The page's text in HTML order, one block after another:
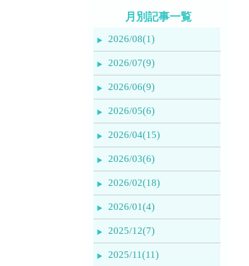
月別記事一覧
2026/08(1)
2026/07(9)
2026/06(9)
2026/05(6)
2026/04(15)
2026/03(6)
2026/02(18)
2026/01(4)
2025/12(7)
2025/11(11)